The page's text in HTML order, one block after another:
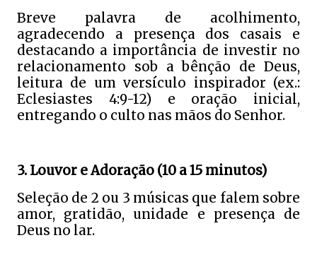
Breve palavra de acolhimento,
agradecendo a presença dos casais e
destacando a importância de investir no
relacionamento sob a bênção de Deus,
leitura de um versículo inspirador (ex.:
Eclesiastes 4:9-12) e oração inicial,
entregando o culto nas mãos do Senhor.
3. Louvor e Adoração (10 a 15 minutos)
Seleção de 2 ou 3 músicas que falem sobre
amor, gratidão, unidade e presença de
Deus no lar.